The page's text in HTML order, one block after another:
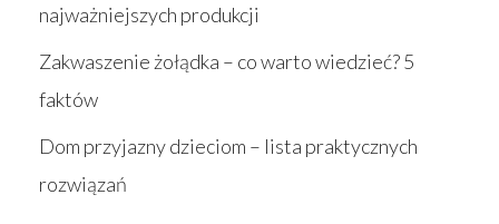
najważniejszych produkcji
Zakwaszenie żołądka – co warto wiedzieć? 5
faktów
Dom przyjazny dzieciom – lista praktycznych
rozwiązań